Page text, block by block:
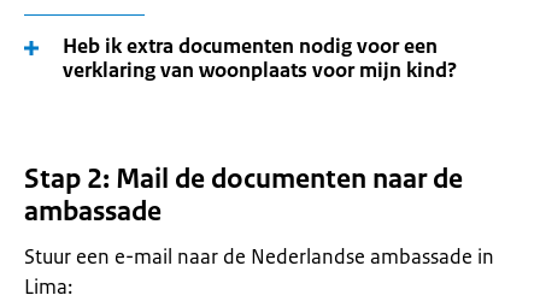
Heb ik extra documenten nodig voor een
verklaring van woonplaats voor mijn kind?
Stap 2: Mail de documenten naar de
ambassade
Stuur een e-mail naar de Nederlandse ambassade in
Lima: